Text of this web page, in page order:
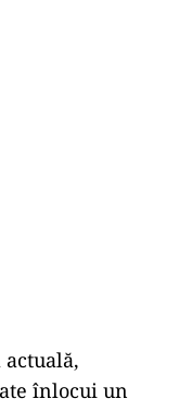
înlocui un